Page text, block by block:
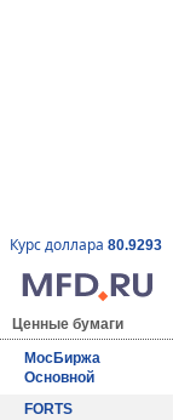
Курс доллара 80.9293
Ценные бумаги
МосБиржа
Основной
FORTS